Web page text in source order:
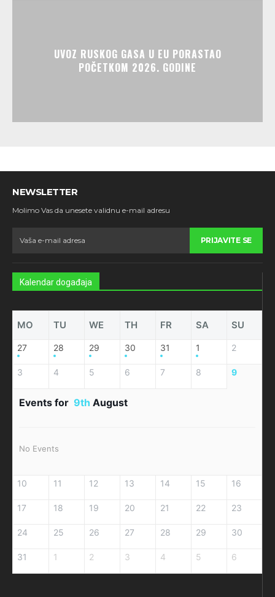
UVOZ RUSKOG GASA U EU PORASTAO
POČETKOM 2026. GODINE
NEWSLETTER
Molimo Vas da unesete validnu e-mail adresu
PRIJAVITE SE
Kalendar događaja
MO TU WE TH FR SA SU
27 28 29 30 31 1 2
3 4 5 6 7 8 9
Events for 9th August
No Events
10 11 12 13 14 15 16
17 18 19 20 21 22 23
24 25 26 27 28 29 30
31 1 2 3 4 5 6